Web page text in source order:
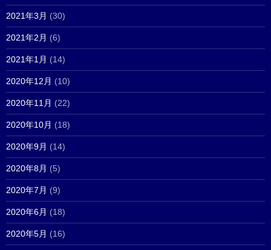
2021年3月 (30)
2021年2月 (6)
2021年1月 (14)
2020年12月 (10)
2020年11月 (22)
2020年10月 (18)
2020年9月 (14)
2020年8月 (5)
2020年7月 (9)
2020年6月 (18)
2020年5月 (16)